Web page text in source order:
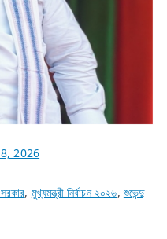
2026
, মুখ্যমন্ত্রী নির্বাচন ২০২৬, শুভেন্দু